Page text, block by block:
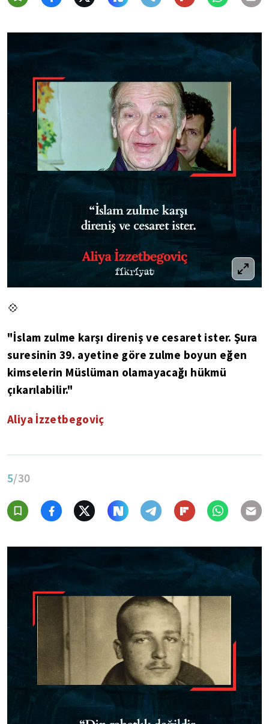
💠
"İslam zulme karşı direniş ve cesaret ister. Şura
suresinin 39. ayetine göre zulme boyun eğen
kimselerin Müslüman olamayacağı hükmü
çıkarılabilir."
Aliya İzzetbegoviç
5/30